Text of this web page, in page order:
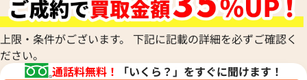
上限・条件がございます。 下記に記載の詳細を必ずご確認く
ださい。
通話料無料！
「いくら？」をすぐに聞けます！